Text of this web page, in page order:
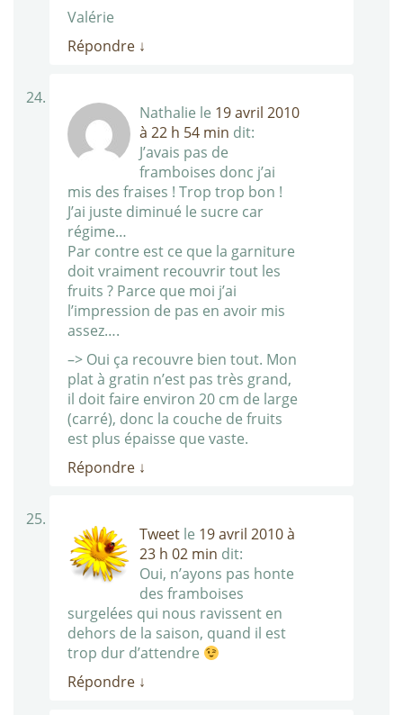
Valérie
Répondre ↓
Nathalie le 19 avril 2010
à 22 h 54 min dit:
J’avais pas de
framboises donc j’ai
mis des fraises ! Trop trop bon !
J’ai juste diminué le sucre car
régime…
Par contre est ce que la garniture
doit vraiment recouvrir tout les
fruits ? Parce que moi j’ai
l’impression de pas en avoir mis
assez….
–> Oui ça recouvre bien tout. Mon
plat à gratin n’est pas très grand,
il doit faire environ 20 cm de large
(carré), donc la couche de fruits
est plus épaisse que vaste.
Répondre ↓
Tweet le 19 avril 2010 à
23 h 02 min dit:
Oui, n’ayons pas honte
des framboises
surgelées qui nous ravissent en
dehors de la saison, quand il est
trop dur d’attendre
Répondre ↓